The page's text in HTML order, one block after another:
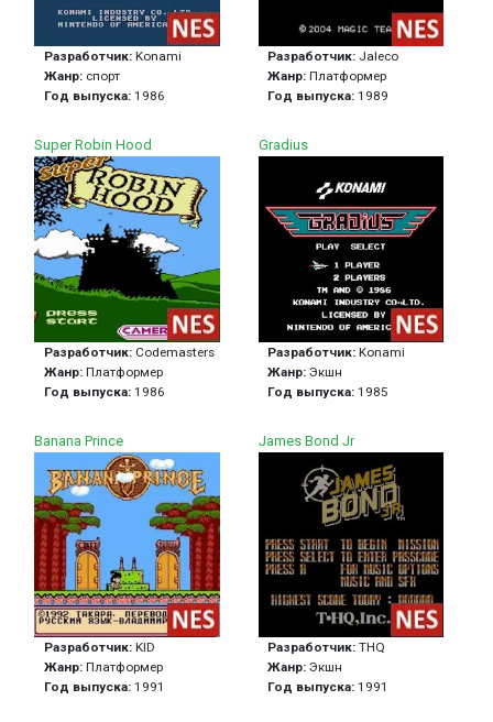
Разработчик: Konami
Жанр: спорт
Год выпуска: 1986
Разработчик: Jaleco
Жанр:Платформер
Год выпуска:1989
Super Robin Hood
Разработчик: Codemasters
Жанр: Платформер
Год выпуска: 1986
Gradius
Разработчик:Konami
Жанр:Экшн
Год выпуска:1985
Banana Prince
Разработчик: KID
Жанр: Платформер
Год выпуска: 1991
James Bond Jr
Разработчик:THQ
Жанр:Экшн
Год выпуска:1991